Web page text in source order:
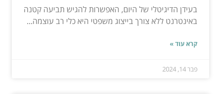
בעידן הדיגיטלי של היום, האפשרות להגיש תביעה קטנה
באינטרנט ללא צורך בייצוג משפטי היא כלי רב עוצמה...
קרא עוד »
פבר 14, 2024